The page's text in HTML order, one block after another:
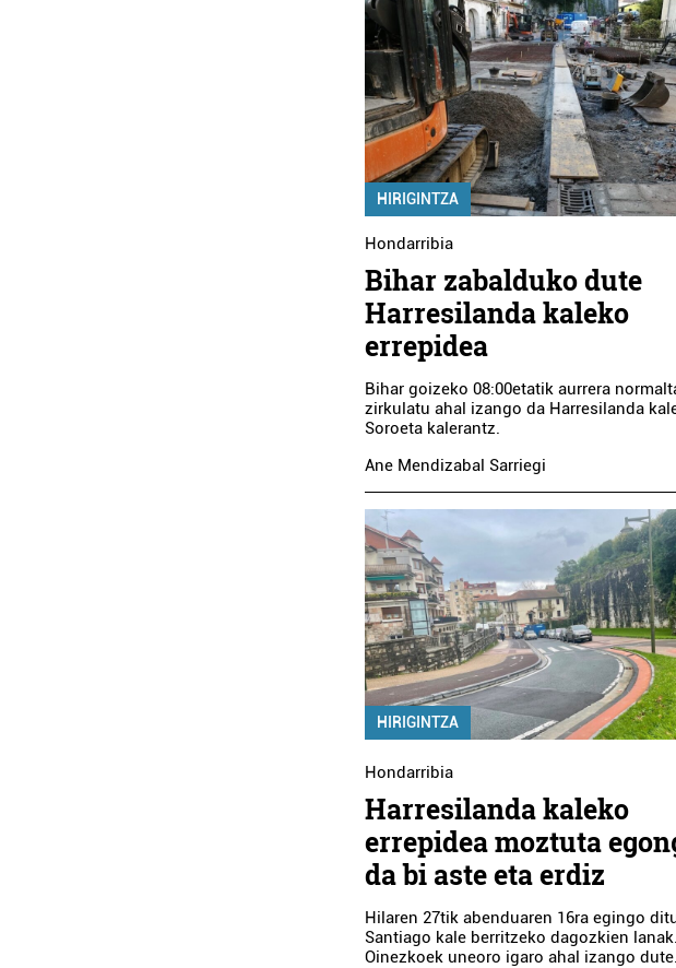
HIRIGINTZA
Hondarribia
Bihar zabalduko dute
Harresilanda kaleko
errepidea
Bihar goizeko 08:00etatik aurrera
zirkulatu ahal izango da Harresilanda
Soroeta kalerantz.
Ane Mendizabal Sarriegi
HIRIGINTZA
Hondarribia
Harresilanda kaleko
errepidea moztuta
da bi aste eta erdiz
Hilaren 27tik abenduaren 16ra egingo
Santiago kale berritzeko dagozkien lanak.
Oinezkoek uneoro igaro ahal izango dute.